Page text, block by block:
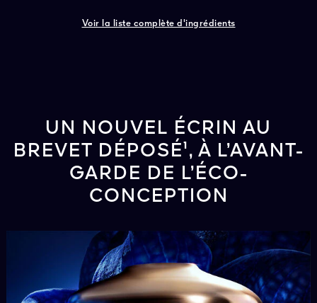
Voir la liste complète d'ingrédients
UN NOUVEL ÉCRIN AU
BREVET DÉPOSÉ¹, À L’AVANT-
GARDE DE L’ÉCO-
CONCEPTION